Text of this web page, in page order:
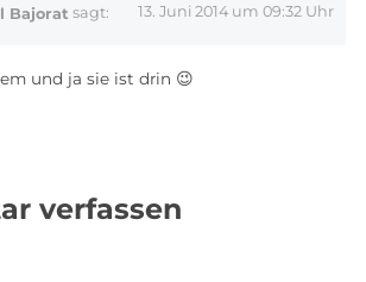
Bajorat sagt: 13. Juni 2014 um 09:32 Uhr
und ja sie ist drin 😉
verfassen